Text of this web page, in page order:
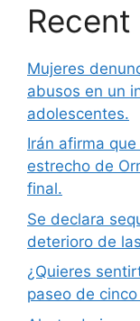
Mujeres
abusos en un
adolescentes.
Irán afirma
estrecho de
final.
Se declara
deterioro de
¿Quieres
paseo de